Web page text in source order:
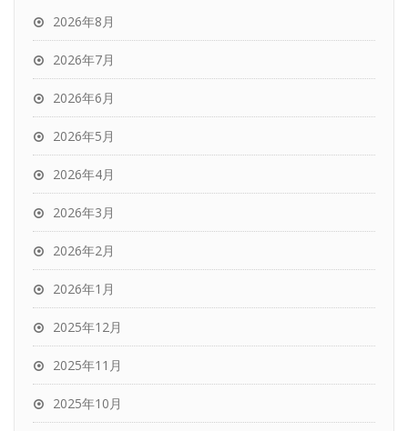
2026年8月
2026年7月
2026年6月
2026年5月
2026年4月
2026年3月
2026年2月
2026年1月
2025年12月
2025年11月
2025年10月